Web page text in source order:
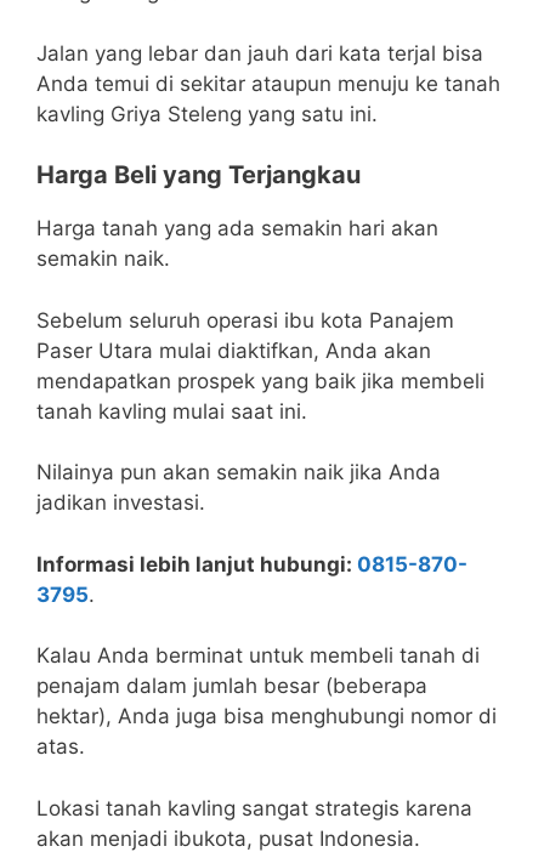
Jalan yang lebar dan jauh dari kata terjal bisa
Anda temui di sekitar ataupun menuju ke tanah
kavling Griya Steleng yang satu ini.
Harga Beli yang Terjangkau
Harga tanah yang ada semakin hari akan
semakin naik.
Sebelum seluruh operasi ibu kota Panajem
Paser Utara mulai diaktifkan, Anda akan
mendapatkan prospek yang baik jika membeli
tanah kavling mulai saat ini.
Nilainya pun akan semakin naik jika Anda
jadikan investasi.
Informasi lebih lanjut hubungi: 0815-870-
3795.
Kalau Anda berminat untuk membeli tanah di
penajam dalam jumlah besar (beberapa
hektar), Anda juga bisa menghubungi nomor di
atas.
Lokasi tanah kavling sangat strategis karena
akan menjadi ibukota, pusat Indonesia.